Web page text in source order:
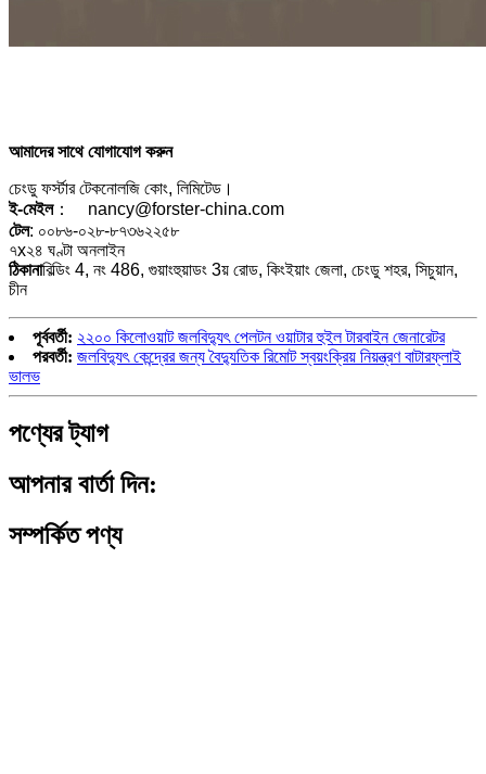
আমাদের সাথে যোগাযোগ করুন
চেংডু ফর্স্টার টেকনোলজি কোং, লিমিটেড।
ই-মেইল： nancy@forster-china.com
টেল: ০০৮৬-০২৮-৮৭৩৬২২৫৮
৭x২৪ ঘণ্টা অনলাইন
ঠিকানাবিল্ডিং 4, নং 486, গুয়াংহুয়াডং 3য় রোড, কিংইয়াং জেলা, চেংডু শহর, সিচুয়ান,
চীন
পূর্ববর্তী: ২২০০ কিলোওয়াট জলবিদ্যুৎ পেলটন ওয়াটার হুইল টারবাইন জেনারেটর
পরবর্তী: জলবিদ্যুৎ কেন্দ্রের জন্য বৈদ্যুতিক রিমোট স্বয়ংক্রিয় নিয়ন্ত্রণ বাটারফ্লাই
ভালভ
পণ্যের ট্যাগ
আপনার বার্তা দিন:
সম্পর্কিত পণ্য